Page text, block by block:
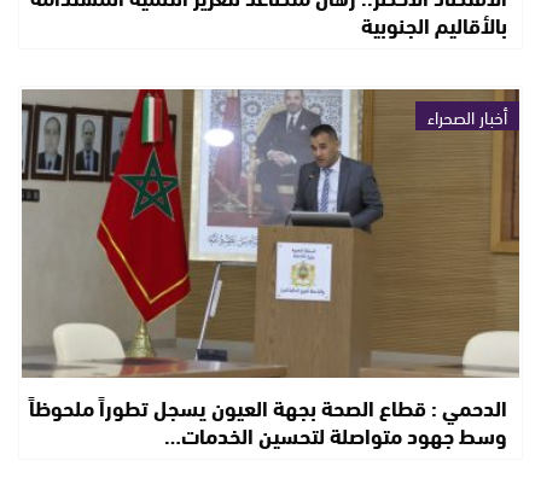
بالأقاليم الجنوبية
أخبار الصحراء
الدحمي : قطاع الصحة بجهة العيون يسجل تطوراً ملحوظاً
وسط جهود متواصلة لتحسين الخدمات…